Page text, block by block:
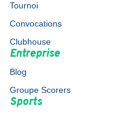
Tournoi
Convocations
Clubhouse
Entreprise
Blog
Groupe Scorers
Sports